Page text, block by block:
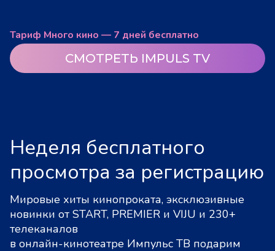
Тариф Много кино — 7 дней бесплатно
СМОТРЕТЬ IMPULS TV
Неделя бесплатного
просмотра за регистрацию
Мировые хиты кинопроката, эксклюзивные
новинки от START, PREMIER и VIJU и 230+
телеканалов
в онлайн-кинотеатре Импульс ТВ подарим